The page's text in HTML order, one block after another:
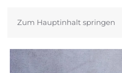
Zum Hauptinhalt springen